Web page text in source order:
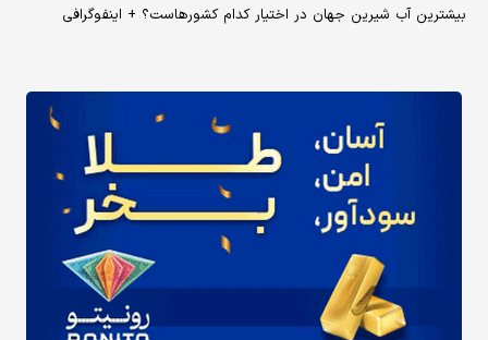
بیشترین آب شیرین جهان در اختیار کدام کشورهاست؟ + اینفوگرافی